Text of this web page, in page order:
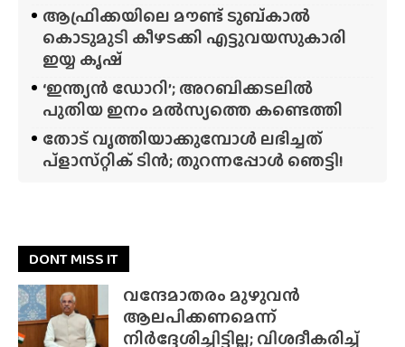
ആഫ്രിക്കയിലെ മൗണ്ട് ടുബ്‌കാൽ
കൊടുമുടി കീഴടക്കി എട്ടുവയസുകാരി
ഇയ്യ കൃഷ്
‘ഇന്ത്യൻ ഡോറി’; അറബിക്കടലിൽ
പുതിയ ഇനം മൽസ്യത്തെ കണ്ടെത്തി
തോട് വൃത്തിയാക്കുമ്പോൾ ലഭിച്ചത്
പ്‌ളാസ്‌റ്റിക് ടിൻ; തുറന്നപ്പോൾ ഞെട്ടി!
DONT MISS IT
വന്ദേമാതരം മുഴുവൻ
ആലപിക്കണമെന്ന്
നിർദ്ദേശിച്ചിട്ടില്ല; വിശദീകരിച്ച്